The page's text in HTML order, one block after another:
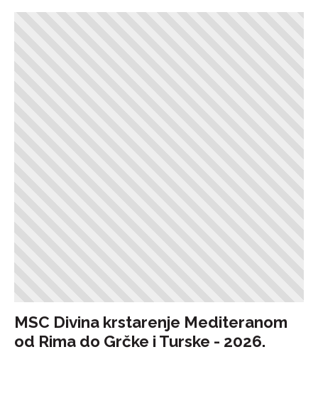
MSC Divina krstarenje Mediteranom
od Rima do Grčke i Turske - 2026.